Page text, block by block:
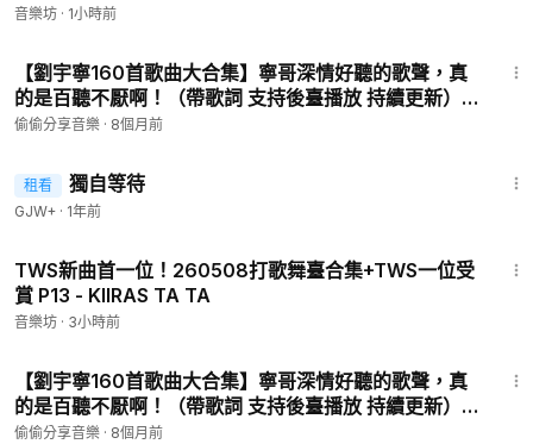
音樂坊 · 1小時前
【劉宇寧160首歌曲大合集】寧哥深情好聽的歌聲，真
的是百聽不厭啊！（帶歌詞 支持後臺播放 持續更新）
P42 - 海
偷偷分享音樂 · 8個月前
租看 獨自等待
GJW+ · 1年前
TWS新曲首一位！260508打歌舞臺合集+TWS一位受
賞 P13 - KIIRAS TA TA
音樂坊 · 3小時前
【劉宇寧160首歌曲大合集】寧哥深情好聽的歌聲，真
的是百聽不厭啊！（帶歌詞 支持後臺播放 持續更新）
P41 - 後來
偷偷分享音樂 · 8個月前